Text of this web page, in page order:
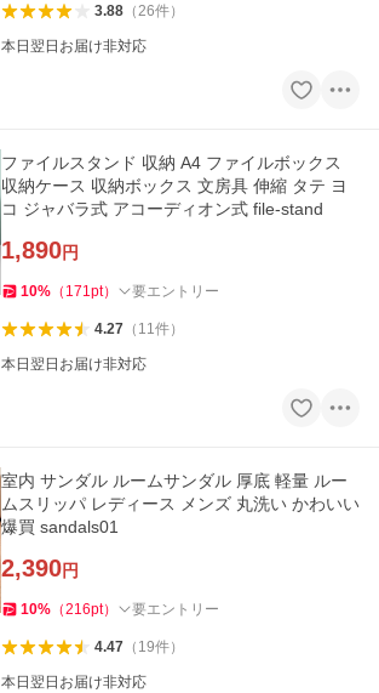
3.88（26件）
本日翌日お届け非対応
ファイルスタンド 収納 A4 ファイルボックス
収納ケース 収納ボックス 文房具 伸縮 タテ ヨ
コ ジャバラ式 アコーディオン式 file-stand
1,890円
10% （ 171pt） 要エントリー
4.27（ 11件）
本日翌日お届け非対応
室内 サンダル ルームサンダル 厚底 軽量 ルー
ムスリッパ レディース メンズ 丸洗い かわいい
爆買 sandals01
2,390円
10% （216pt） 要エントリー
4.47（ 19件）
本日翌日お届け非対応